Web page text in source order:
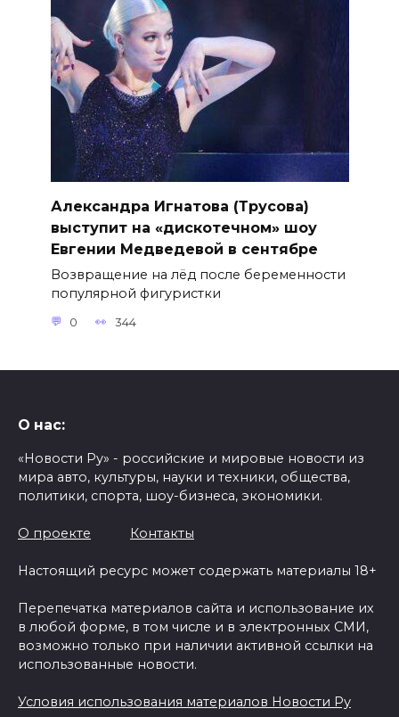
Александра Игнатова (Трусова)
выступит на «дискотечном» шоу
Евгении Медведевой в сентябре
Возвращение на лёд после беременности
популярной фигуристки
0 344
О нас:
«Новости Ру» - российские и мировые новости из
мира авто, культуры, науки и техники, общества,
политики, спорта, шоу-бизнеса, экономики.
О проекте Контакты
Настоящий ресурс может содержать материалы 18+
Перепечатка материалов сайта и использование их
в любой форме, в том числе и в электронных СМИ,
возможно только при наличии активной ссылки на
использованные новости.
Условия использования материалов Новости Ру